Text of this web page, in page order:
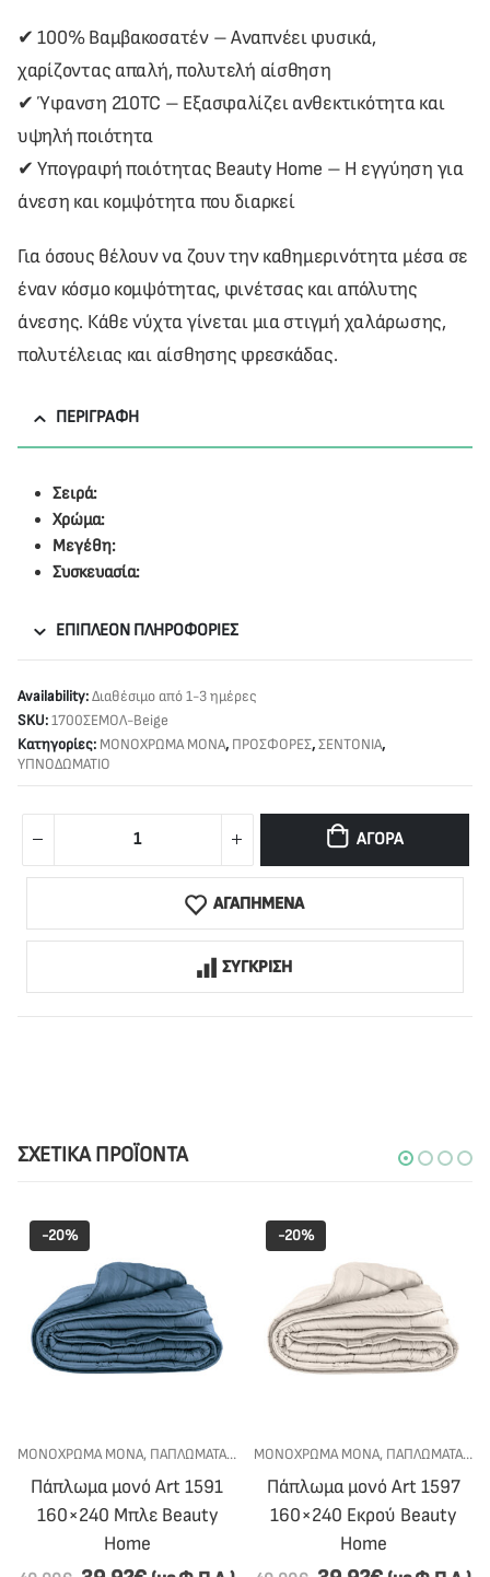
✔ 100% Βαμβακοσατέν – Αναπνέει φυσικά,
χαρίζοντας απαλή, πολυτελή αίσθηση
✔ Ύφανση 210TC – Εξασφαλίζει ανθεκτικότητα και
υψηλή ποιότητα
✔ Υπογραφή ποιότητας Beauty Home – Η εγγύηση για
άνεση και κομψότητα που διαρκεί
Για όσους θέλουν να ζουν την καθημερινότητα μέσα σε
έναν κόσμο κομψότητας, φινέτσας και απόλυτης
άνεσης. Κάθε νύχτα γίνεται μια στιγμή χαλάρωσης,
πολυτέλειας και αίσθησης φρεσκάδας.
ΠΕΡΙΓΡΑΦΉ
Σειρά:
Χρώμα:
Μεγέθη:
Συσκευασία:
ΕΠΙΠΛΈΟΝ ΠΛΗΡΟΦΟΡΊΕΣ
Availability:Διαθέσιμο από 1-3 ημέρες
SKU:1700ΣΕΜΟΛ-Beige
Κατηγορίες: ΜΟΝΟΧΡΩΜΑ ΜΟΝΑ, ΠΡΟΣΦΟΡΕΣ,ΣΕΝΤΟΝΙΑ,
ΥΠΝΟΔΩΜΑΤΙΟ
ΑΓΟΡΆ
ΑΓΑΠΗΜΕΝΑ
ΣΥΓΚΡΙΣΗ
ΣΧΕΤΙΚΆ ΠΡΟΪΌΝΤΑ
,ΠΡΟΣΦΟΡΕΣ,ΥΠΝΟΔΩΜΑΤΙΟ
-20%
ΜΟΝΟΧΡΩΜΑ ΜΟΝΑ, ΠΑΠΛΩΜΑΤΑ,ΥΠΝΟΔΩΜΑΤΙΟ
Πάπλωμα μονό Art 1591
160×240 Μπλε Beauty
Home
-20%
ΜΟΝΟΧΡΩΜΑ ΜΟΝΑ, ΠΑΠΛΩΜΑΤΑ,
Πάπλωμα μονό Art 1597
160×240 Εκρού Beauty
Home